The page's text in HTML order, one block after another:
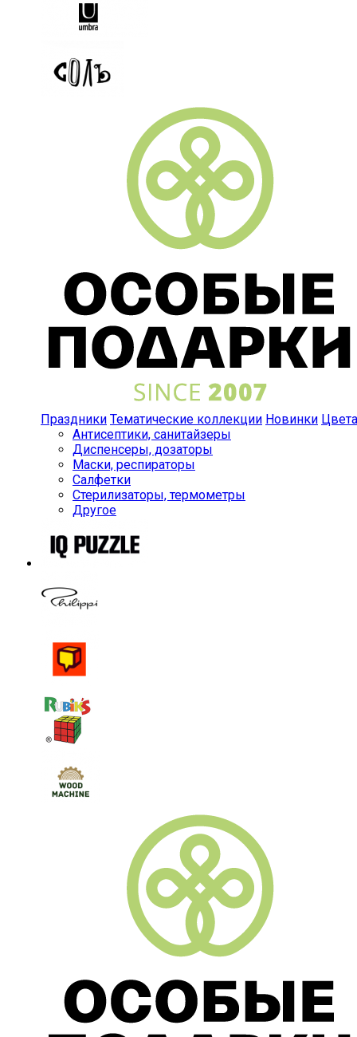
Праздники Тематические коллекции Новинки Цвета
Антисептики, санитайзеры
Диспенсеры, дозаторы
Маски, респираторы
Салфетки
Стерилизаторы, термометры
Другое